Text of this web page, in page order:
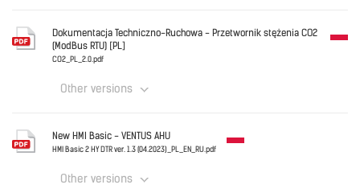
OMM_HE_SEC_ver_2.0_(06.2025)_PL.pdf
Download
Dokumentacja Techniczno-Ruchowa - Przetwornik stężenia CO2
(ModBus RTU) [PL]
CO2_PL_2.0.pdf
Other versions
CO2_PL_2.0.pdf
New HMI Basic - VENTUS AHU
HMI Basic 2 HY DTR ver. 1.3 (04.2023)_PL_EN_RU.pdf
Other versions